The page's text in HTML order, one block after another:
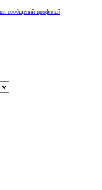
сообщений профилей